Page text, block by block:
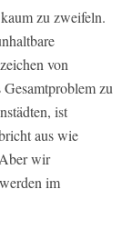
zu zweifeln.
von
zu
ist
aus wie
wir
im